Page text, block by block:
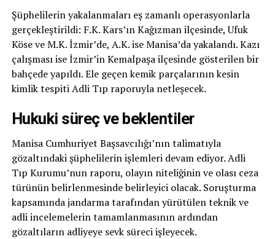
Şüphelilerin yakalanmaları eş zamanlı operasyonlarla
gerçekleştirildi: F.K. Kars’ın Kağızman ilçesinde, Ufuk
Köse ve M.K. İzmir’de, A.K. ise Manisa’da yakalandı. Kazı
çalışması ise İzmir’in Kemalpaşa ilçesinde gösterilen bir
bahçede yapıldı. Ele geçen kemik parçalarının kesin
kimlik tespiti Adli Tıp raporuyla netleşecek.
Hukuki süreç ve beklentiler
Manisa Cumhuriyet Başsavcılığı’nın talimatıyla
gözaltındaki şüphelilerin işlemleri devam ediyor. Adli
Tıp Kurumu’nun raporu, olayın niteliğinin ve olası ceza
türünün belirlenmesinde belirleyici olacak. Soruşturma
kapsamında jandarma tarafından yürütülen teknik ve
adli incelemelerin tamamlanmasının ardından
gözaltıların adliyeye sevk süreci işleyecek.